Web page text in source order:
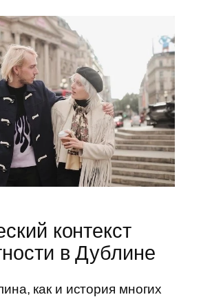
контекст
в Дублине
как и история многих